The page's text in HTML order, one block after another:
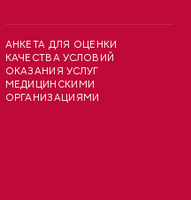
АНКЕТА ДЛЯ ОЦЕНКИ
КАЧЕСТВА УСЛОВИЙ
ОКАЗАНИЯ УСЛУГ
МЕДИЦИНСКИМИ
ОРГАНИЗАЦИЯМИ